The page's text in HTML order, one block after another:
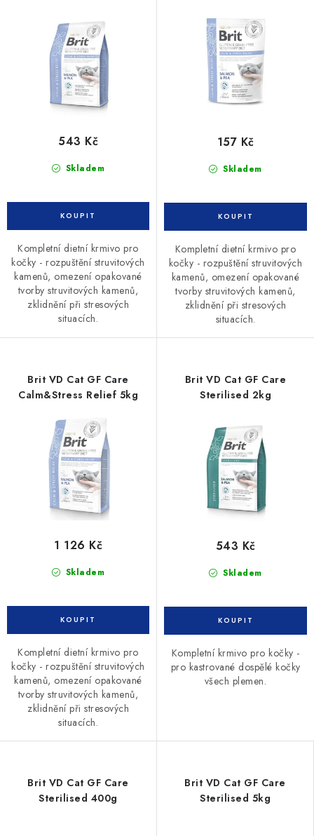
Skladem
543 Kč
Kompletní dietní krmivo pro
kočky - rozpuštění struvitových
kamenů, omezení opakované
tvorby struvitových kamenů,
zklidnění při stresových
situacích.
Skladem
157 Kč
Kompletní dietní krmivo pro
kočky - rozpuštění struvitových
kamenů, omezení opakované
tvorby struvitových kamenů,
zklidnění při stresových
situacích.
Brit VD Cat GF Care
Calm&Stress Relief 5kg
Skladem
1 126 Kč
Kompletní dietní krmivo pro
kočky - rozpuštění struvitových
kamenů, omezení opakované
tvorby struvitových kamenů,
zklidnění při stresových
situacích.
Brit VD Cat GF Care
Sterilised 2kg
Skladem
543 Kč
Kompletní krmivo pro kočky -
pro kastrované dospělé kočky
všech plemen.
Brit VD Cat GF Care
Sterilised 400g
Brit VD Cat GF Care
Sterilised 5kg